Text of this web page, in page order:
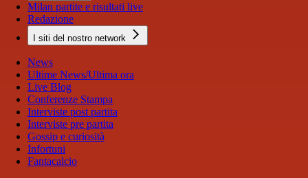
Milan partite e risultati live
Redazione
I siti del nostro network
News
Ultime News/Ultima ora
Live Blog
Conferenze Stampa
Interviste post partita
Interviste pre partita
Gossip e curiosità
Infortuni
Fantacalcio